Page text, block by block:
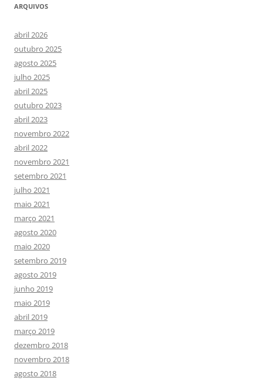
ARQUIVOS
abril 2026
outubro 2025
agosto 2025
julho 2025
abril 2025
outubro 2023
abril 2023
novembro 2022
abril 2022
novembro 2021
setembro 2021
julho 2021
maio 2021
março 2021
agosto 2020
maio 2020
setembro 2019
agosto 2019
junho 2019
maio 2019
abril 2019
março 2019
dezembro 2018
novembro 2018
agosto 2018